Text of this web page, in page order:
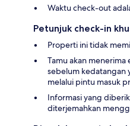
Waktu check-out
Petunjuk check-in
Properti ini tidak
Tamu akan
sebelum kedatangan
melalui pintu masuk
Informasi yang
diterjemahkan